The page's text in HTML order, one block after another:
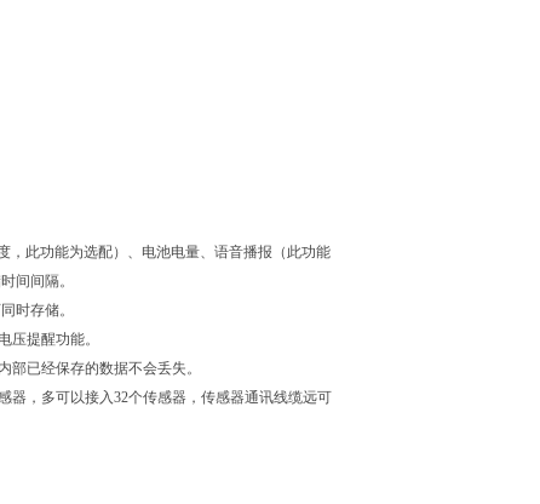
，此功能为选配）、电池电量、语音播报（此功能
间间隔。
时存储。
压提醒功能。
已经保存的数据不会丢失。
器，多可以接入32个传感器，传感器通讯线缆远可